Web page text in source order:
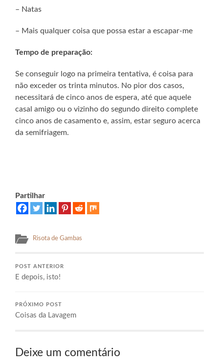
– Natas
– Mais qualquer coisa que possa estar a escapar-me
Tempo de preparação:
Se conseguir logo na primeira tentativa, é coisa para
não exceder os trinta minutos. No pior dos casos,
necessitará de cinco anos de espera, até que aquele
casal amigo ou o vizinho do segundo direito complete
cinco anos de casamento e, assim, estar seguro acerca
da semifriagem.
Partilhar
Risota de Gambas
POST ANTERIOR
E depois, isto!
PRÓXIMO POST
Coisas da Lavagem
Deixe um comentário